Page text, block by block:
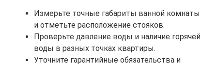
Измерьте точные габариты ванной комнаты
и отметьте расположение стояков.
Проверьте давление воды и наличие горячей
воды в разных точках квартиры.
Уточните гарантийные обязательства и